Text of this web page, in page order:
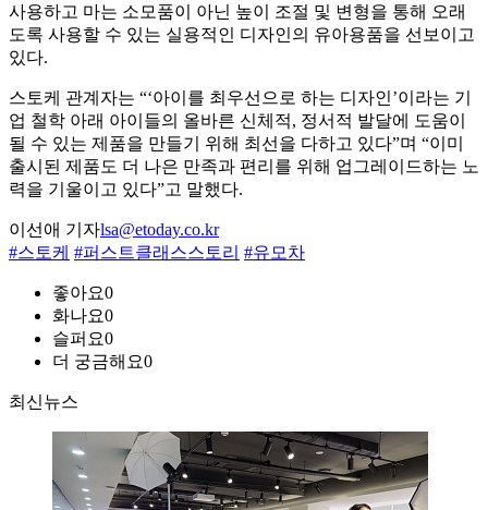
사용하고 마는 소모품이 아닌 높이 조절 및 변형을 통해 오래
도록 사용할 수 있는 실용적인 디자인의 유아용품을 선보이고
있다.
스토케 관계자는 “‘아이를 최우선으로 하는 디자인’이라는 기
업 철학 아래 아이들의 올바른 신체적, 정서적 발달에 도움이
될 수 있는 제품을 만들기 위해 최선을 다하고 있다”며 “이미
출시된 제품도 더 나은 만족과 편리를 위해 업그레이드하는 노
력을 기울이고 있다”고 말했다.
이선애 기자lsa@etoday.co.kr
#스토케 #퍼스트클래스스토리 #유모차
좋아요0
화나요0
슬퍼요0
더 궁금해요0
최신뉴스